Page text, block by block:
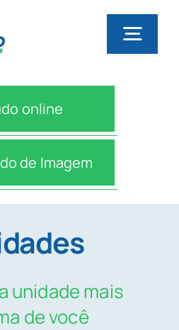
Início
somos
online
de Imagem
unidade mais
de você